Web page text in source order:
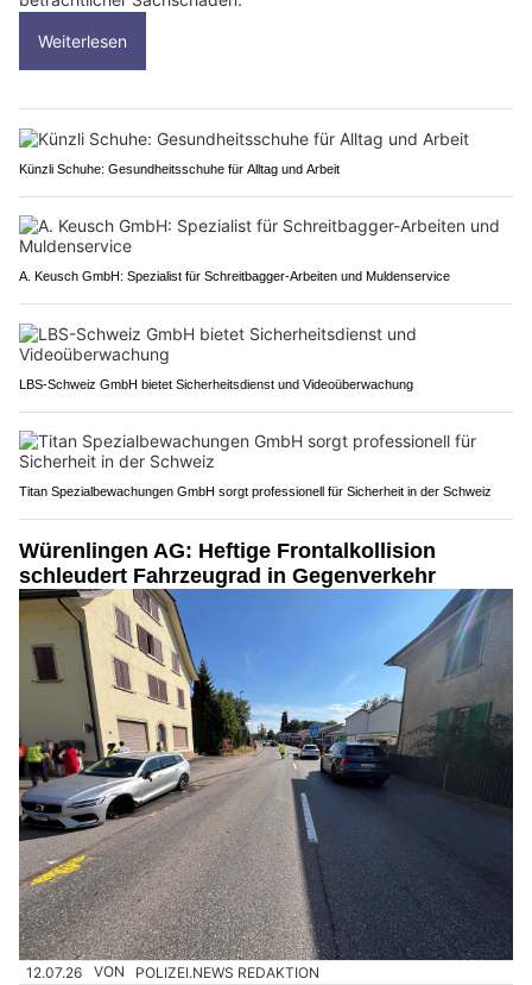
Weiterlesen
Künzli Schuhe: Gesundheitsschuhe für Alltag und Arbeit
A. Keusch GmbH: Spezialist für Schreitbagger-Arbeiten und Muldenservice
LBS-Schweiz GmbH bietet Sicherheitsdienst und Videoüberwachung
Titan Spezialbewachungen GmbH sorgt professionell für Sicherheit in der Schweiz
Würenlingen AG: Heftige Frontalkollision
schleudert Fahrzeugrad in Gegenverkehr
12.07.26 VON POLIZEI.NEWS REDAKTION